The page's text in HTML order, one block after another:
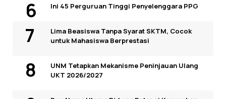
Ini 45 Perguruan Tinggi Penyelenggara PPG
Lima Beasiswa Tanpa Syarat SKTM, Cocok
untuk Mahasiswa Berprestasi
UNM Tetapkan Mekanisme Peninjauan Ulang
UKT 2026/2027